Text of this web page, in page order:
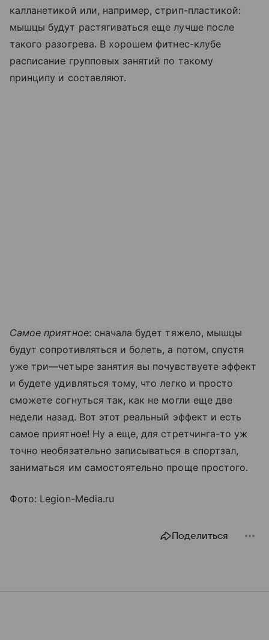
калланетикой или, например, стрип-пластикой:
мышцы будут растягиваться еще лучше после
такого разогрева. В хорошем фитнес-клубе
расписание групповых занятий по такому
принципу и составляют.
Самое приятное: сначала будет тяжело, мышцы
будут сопротивляться и болеть, а потом, спустя
уже три—четыре занятия вы почувствуете эффект
и будете удивляться тому, что легко и просто
сможете согнуться так, как не могли еще две
недели назад. Вот этот реальный эффект и есть
самое приятное! Ну а еще, для стретчинга-то уж
точно необязательно записываться в спортзал,
заниматься им самостоятельно проще простого.
Фото: Legion-Media.ru
Поделиться